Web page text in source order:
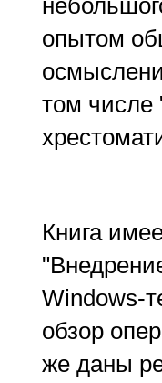
опытом
том числе
Книга
Windows-
обзор
же даны